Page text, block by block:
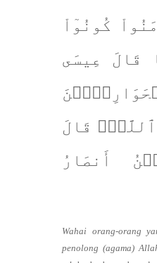
كُونُوٓاْ
قَالَ عِيسَى
ٱللَّهِۖ قَالَ
أَنصَارُ
Wahai orang-orang
penolong (agama)